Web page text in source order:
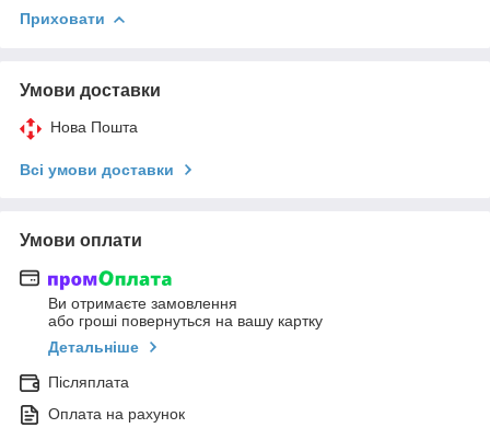
Приховати
Умови доставки
Нова Пошта
Всі умови доставки
Умови оплати
Ви отримаєте замовлення
або гроші повернуться на вашу картку
Детальніше
Післяплата
Оплата на рахунок